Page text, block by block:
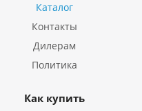
Каталог
Контакты
Дилерам
Политика
Как купить